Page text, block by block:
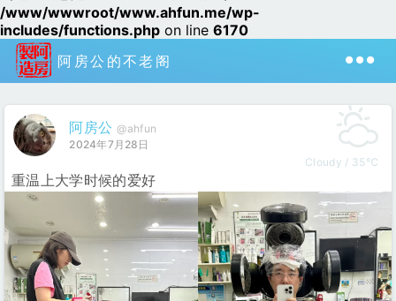
/www/wwwroot/www.ahfun.me/wp-
includes/functions.php on line 6170
阿房公的不老阁
阿房公 @ahfun
2024年7月28日
Cloudy / 35℃
重温上大学时候的爱好